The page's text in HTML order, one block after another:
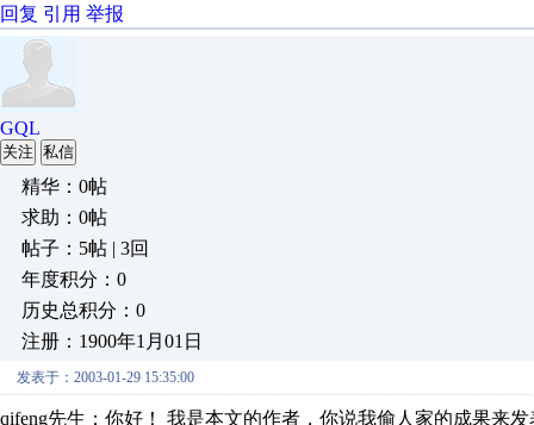
回复 引用 举报
GQL
关注 私信
精华：0帖
求助：0帖
帖子：5帖 | 3回
年度积分：0
历史总积分：0
注册：1900年1月01日
发表于：2003-01-29 15:35:00
qifeng先生：你好！ 我是本文的作者，你说我偷人家的成果来